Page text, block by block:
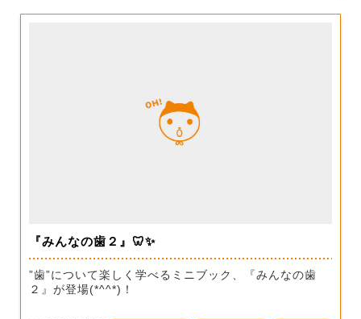
『みんなの歯２』🦷✨
”歯”について楽しく学べるミニブック、『みんなの歯
２』が登場(*^^*)！